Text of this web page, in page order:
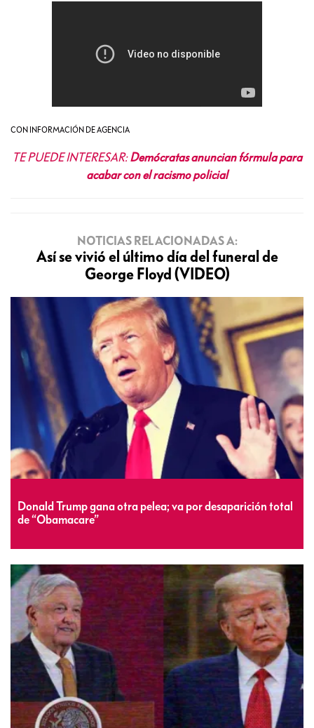
CON INFORMACIÓN DE AGENCIA
TE PUEDE INTERESAR: Demócratas anuncian fórmula para
acabar con el racismo policial
NOTICIAS RELACIONADAS A:
Así se vivió el último día del funeral de
George Floyd (VIDEO)
Donald Trump gana otra pelea; va por desaparición total
de “Obamacare”